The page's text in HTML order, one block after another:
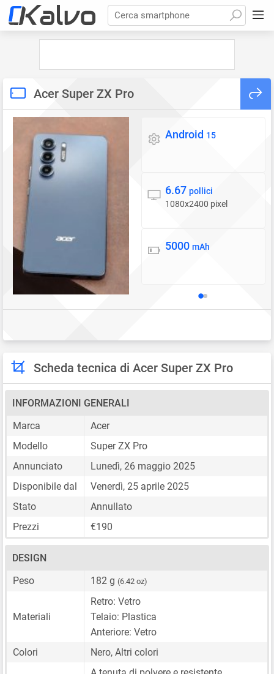
Cerca smartphone
Acer Super ZX Pro
Sistema operativo
Android 15
Display
6.67 pollici
1080x2400 pixel
Batteria
5000 mAh
Scheda tecnica di Acer Super ZX Pro
INFORMAZIONI GENERALI
Marca
Acer
Modello
Super ZX Pro
Annunciato
Lunedì, 26 maggio 2025
Disponibile dal
Venerdì, 25 aprile 2025
Stato
Annullato
Prezzi
€190
DESIGN
Peso
182 g (6.42 oz)
Materiali
Retro: Vetro
Telaio: Plastica
Anteriore: Vetro
Colori
Nero, Altri colori